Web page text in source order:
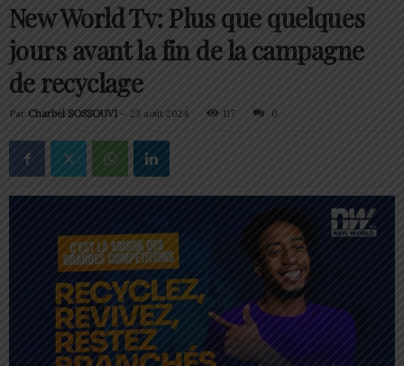
New World Tv: Plus que quelques
jours avant la fin de la campagne
de recyclage
Par Charbel SOSSOUVI - 23 août 2024 117 0